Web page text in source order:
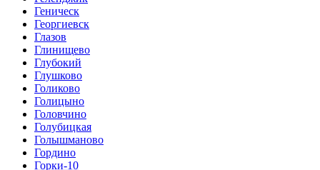
Геническ
Георгиевск
Глазов
Глинищево
Глубокий
Глушково
Голиково
Голицыно
Головчино
Голубицкая
Голышманово
Гордино
Горки-10